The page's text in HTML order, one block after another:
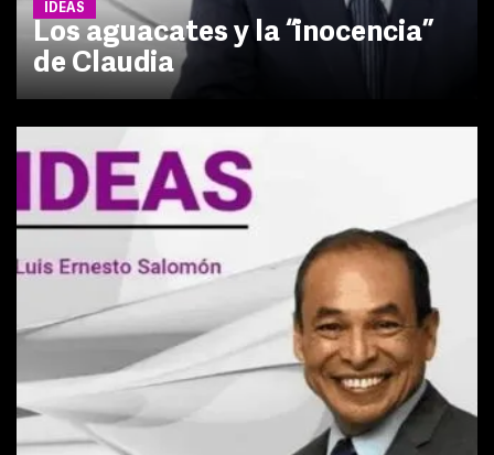
IDEAS
Los aguacates y la “inocencia”
de Claudia